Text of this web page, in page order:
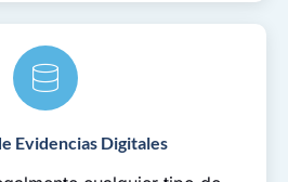
Evidencias Digitales